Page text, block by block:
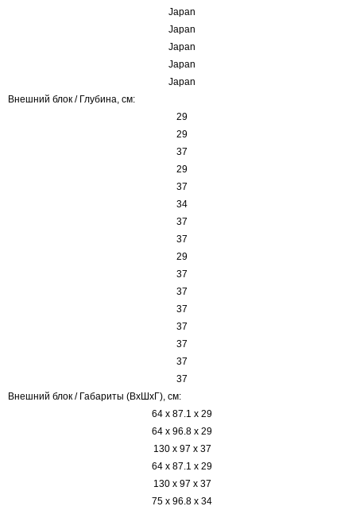
Japan
Japan
Japan
Japan
Japan
Внешний блок / Глубина, см:
29
29
37
29
37
34
37
37
29
37
37
37
37
37
37
37
Внешний блок / Габариты (ВхШхГ), см:
64 x 87.1 x 29
64 x 96.8 x 29
130 x 97 x 37
64 x 87.1 x 29
130 x 97 x 37
75 x 96.8 x 34